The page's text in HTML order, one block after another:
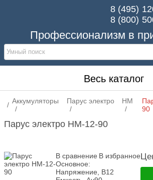
Профессионализм в
8 (495)
8 (800)
Весь каталог
Аккумуляторы Парус электро HM
90
Парус электро HM-12-90
В сравнение В избранное
Основное:
Напряжение, В12